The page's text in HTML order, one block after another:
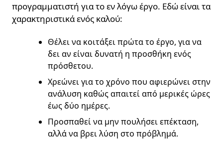
προγραμματιστή για το εν λόγω έργο. Εδώ είναι τα
χαρακτηριστικά ενός καλού:
Θέλει να κοιτάξει πρώτα το έργο, για να
δει αν είναι δυνατή η προσθήκη ενός
πρόσθετου.
Χρεώνει για το χρόνο που αφιερώνει στην
ανάλυση καθώς απαιτεί από μερικές ώρες
έως δύο ημέρες.
Προσπαθεί να μην πουλήσει επέκταση,
αλλά να βρει λύση στο πρόβλημά.